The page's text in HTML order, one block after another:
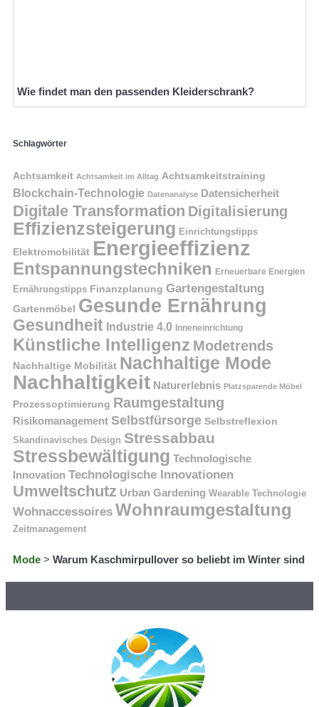
Wie findet man den passenden Kleiderschrank?
Schlagwörter
Achtsamkeit Achtsamkeit im Alltag Achtsamkeitstraining
Blockchain-Technologie Datenanalyse Datensicherheit
Digitale Transformation Digitalisierung
Effizienzsteigerung Einrichtungstipps
Elektromobilität Energieeffizienz
Entspannungstechniken Erneuerbare Energien
Ernährungstipps Finanzplanung Gartengestaltung
Gartenmöbel Gesunde Ernährung
Gesundheit Industrie 4.0 Inneneinrichtung
Künstliche Intelligenz Modetrends
Nachhaltige Mobilität Nachhaltige Mode
Nachhaltigkeit Naturerlebnis Platzsparende Möbel
Prozessoptimierung Raumgestaltung
Risikomanagement Selbstfürsorge Selbstreflexion
Skandinavisches Design Stressabbau
Stressbewältigung Technologische
Innovation Technologische Innovationen
Umweltschutz Urban Gardening Wearable Technologie
Wohnaccessoires Wohnraumgestaltung
Zeitmanagement
Mode > Warum Kaschmirpullover so beliebt im Winter sind